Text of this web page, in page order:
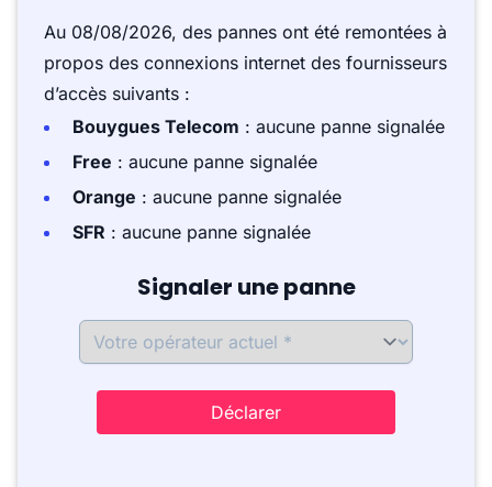
Au 08/08/2026, des pannes ont été remontées à
propos des connexions internet des fournisseurs
d’accès suivants :
Bouygues Telecom : aucune panne signalée
Free : aucune panne signalée
Orange : aucune panne signalée
SFR : aucune panne signalée
Signaler une panne
Déclarer